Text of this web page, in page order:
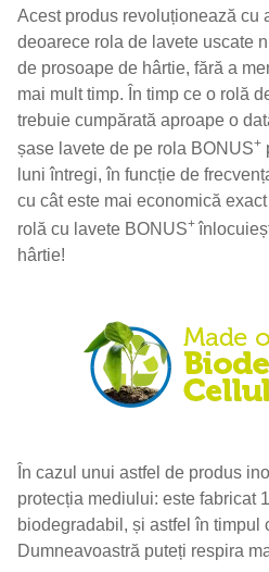
Acest produs revoluționează cu
deoarece rola de lavete uscate
de prosoape de hârtie, fără a
mai mult timp. În timp ce o rolă
trebuie cumpărată aproape o
șase lavete de pe rola BONUS+
luni întregi, în funcție de
cu cât este mai economică
rolă cu lavete BONUS+
hârtie!
În cazul unui astfel de produs
protecția mediului: este fabricat
biodegradabil, și astfel în timpul
Dumneavoastră puteți respira